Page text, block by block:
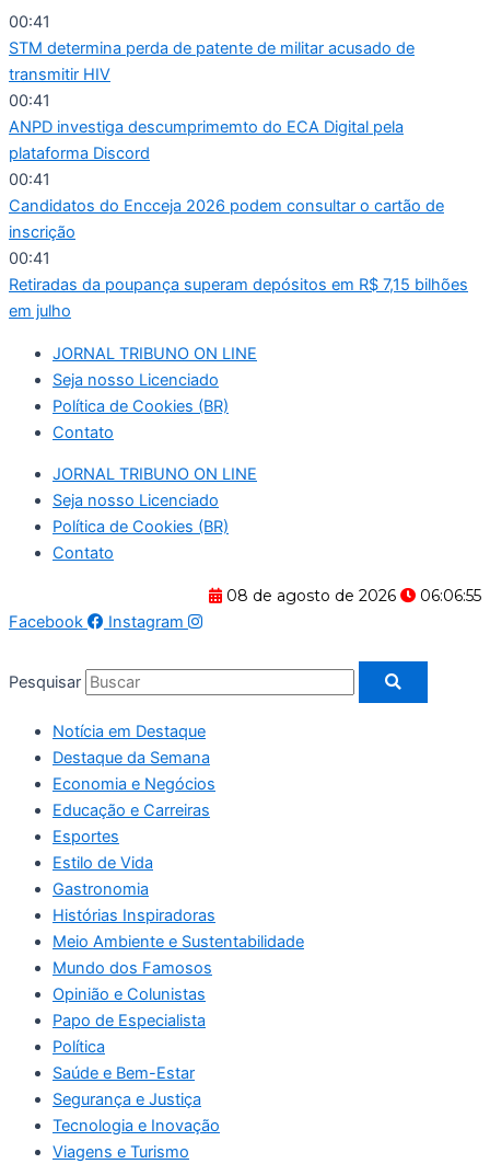
Ir
para
o
conteúdo
00:41
STM determina perda de patente de militar acusado de
transmitir HIV
00:41
ANPD investiga descumprimemto do ECA Digital pela
plataforma Discord
00:41
Candidatos do Encceja 2026 podem consultar o cartão de
inscrição
00:41
Retiradas da poupança superam depósitos em R$ 7,15 bilhões
em julho
JORNAL TRIBUNO ON LINE
Seja nosso Licenciado
Política de Cookies (BR)
Contato
JORNAL TRIBUNO ON LINE
Seja nosso Licenciado
Política de Cookies (BR)
Contato
08 de agosto de 2026
06:06:56
Facebook
Instagram
Pesquisar
Notícia em Destaque
Destaque da Semana
Economia e Negócios
Educação e Carreiras
Esportes
Estilo de Vida
Gastronomia
Histórias Inspiradoras
Meio Ambiente e Sustentabilidade
Mundo dos Famosos
Opinião e Colunistas
Papo de Especialista
Política
Saúde e Bem-Estar
Segurança e Justiça
Tecnologia e Inovação
Viagens e Turismo